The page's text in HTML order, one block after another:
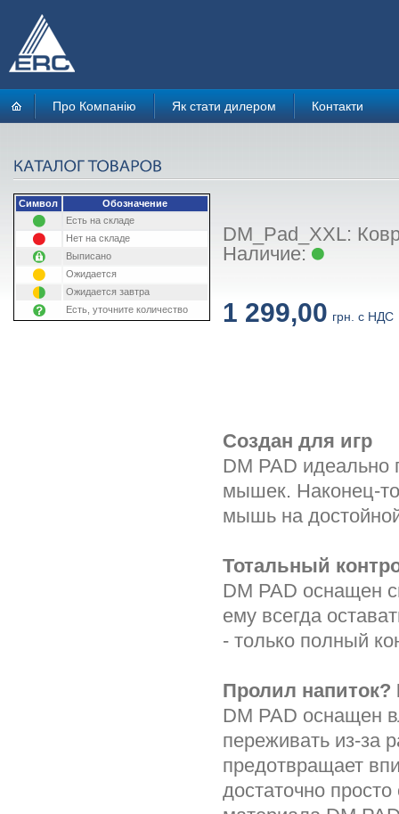
Про Компанію Як стати дилером Контакти
Символ
Обозначение
Есть на складе
Нет на складе
Выписано
Ожидается
Ожидается завтра
Есть, уточните количество
DM_Pad_XXL:
Наличие:
1 299,00 грн. с НДС
Создан для игр
DM PAD идеально
мышек. Наконец-
мышь на
Тотальный
DM PAD оснащен
ему всегда
- только полный
Пролил напиток?
DM PAD оснащен
переживать из-за
предотвращает
достаточно